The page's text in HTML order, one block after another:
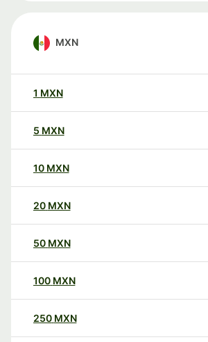
MXN
1 MXN
5 MXN
10 MXN
20 MXN
50 MXN
100 MXN
250 MXN